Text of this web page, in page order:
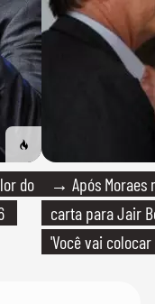
do
→ Após Moraes
carta para Jair
'Você vai